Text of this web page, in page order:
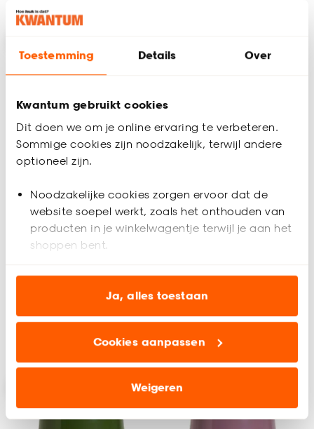
Toestemming Details Over
Kwantum gebruikt cookies
Dit doen we om je online ervaring te verbeteren.
Sommige cookies zijn noodzakelijk, terwijl andere
optioneel zijn.
Noodzakelijke cookies zorgen ervoor dat de
website soepel werkt, zoals het onthouden van
producten in je winkelwagentje terwijl je aan het
shoppen bent.
Analytische cookies (optioneel) helpen ons de
website te verbeteren voor jou en al onze andere
Marketing cookies (optioneel) laten jou
relevante informatie en aanbiedingen zien op
advertenties en communicatie.
Ja, alles toestaan
Cookies aanpassen
Weigeren
Coming soon
Lampenkap Ares Print
Zand/Off-white
(0)
Geef een seintje
Lampenkap Ares
(0)
30.
-
Geef een seintje